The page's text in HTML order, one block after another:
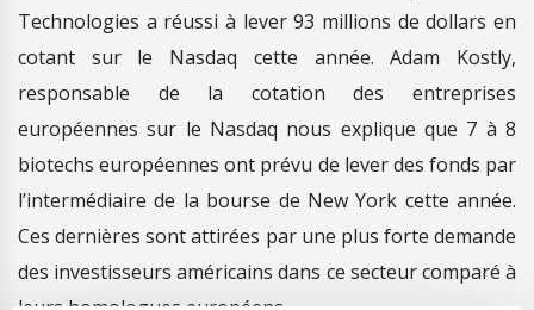
Technologies a réussi à lever 93 millions de dollars en
cotant sur le Nasdaq cette année. Adam Kostly,
responsable de la cotation des entreprises
européennes sur le Nasdaq nous explique que 7 à 8
biotechs européennes ont prévu de lever des fonds par
l’intermédiaire de la bourse de New York cette année.
Ces dernières sont attirées par une plus forte demande
des investisseurs américains dans ce secteur comparé à